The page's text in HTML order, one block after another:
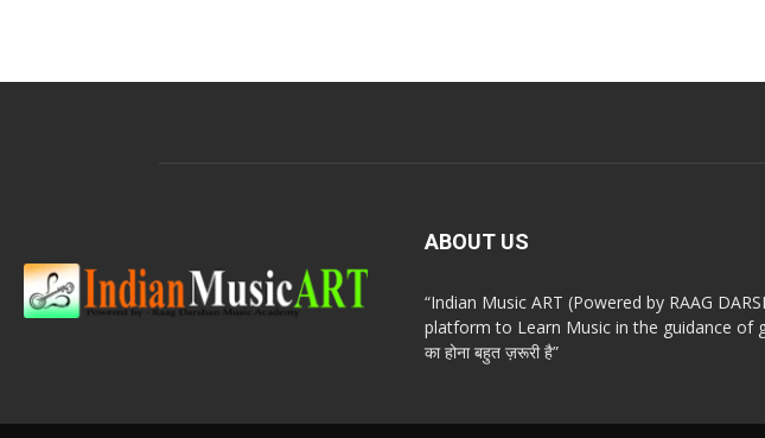
ABOUT US
“Indian Music ART (Powered by RAAG
platform to Learn Music in the guidance of
का होना बहुत ज़रूरी है”